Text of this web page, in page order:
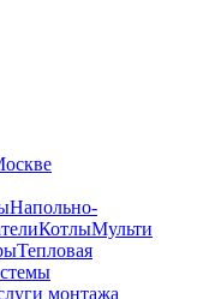
Напольно-
КотлыМульти
Тепловая
монтажа